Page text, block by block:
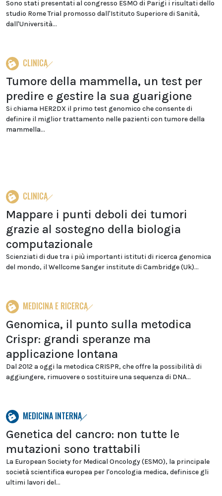
Sono stati presentati al congresso ESMO di Parigi i risultati dello
studio Rome Trial promosso dall'Istituto Superiore di Sanità,
dall'Università...
CLINICA
Tumore della mammella, un test per
predire e gestire la sua guarigione
Si chiama HER2DX il primo test genomico che consente di
definire il miglior trattamento nelle pazienti con tumore della
mammella...
CLINICA
Mappare i punti deboli dei tumori
grazie al sostegno della biologia
computazionale
Scienziati di due tra i più importanti istituti di ricerca genomica
del mondo, il Wellcome Sanger institute di Cambridge (Uk)...
MEDICINA E RICERCA
Genomica, il punto sulla metodica
Crispr: grandi speranze ma
applicazione lontana
Dal 2012 a oggi la metodica CRISPR, che offre la possibilità di
aggiungere, rimuovere o sostituire una sequenza di DNA...
MEDICINA INTERNA
Genetica del cancro: non tutte le
mutazioni sono trattabili
La European Society for Medical Oncology (ESMO), la principale
società scientifica europea per l'oncologia medica, definisce gli
ultimi lavori del...